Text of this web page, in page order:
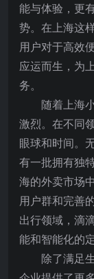
能与体验，更
势。在上海这
用户对于高效
应运而生，为
务。
随着上海
激烈。在不同
眼球和时间。
有一批拥有独
海的外卖市场
用户群和完善
出行领域，滴
能和智能化的
除了满足